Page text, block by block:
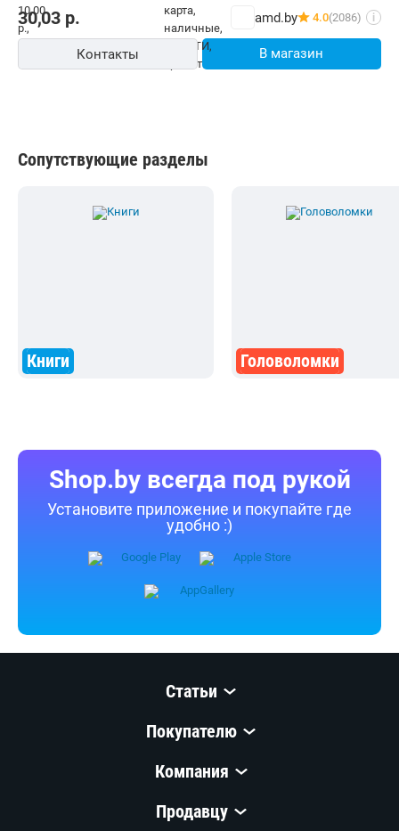
30,03 р. amd.by 4.0(2086) i
Контакты В магазин
Сопутствующие разделы
Книги Головоломки
Shop.by всегда под рукой
Установите приложение и покупайте где
удобно :)
Статьи
Покупателю
Компания
Продавцу